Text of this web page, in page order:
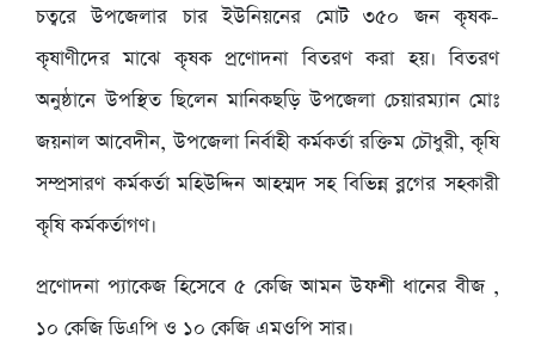
চত্বরে উপজেলার চার ইউনিয়নের মোট ৩৫০ জন কৃষক-
কৃষাণীদের মাঝে কৃষক প্রণোদনা বিতরণ করা হয়। বিতরণ
অনুষ্ঠানে উপস্থিত ছিলেন মানিকছড়ি উপজেলা চেয়ারম্যান মোঃ
জয়নাল আবেদীন, উপজেলা নির্বাহী কর্মকর্তা রক্তিম চৌধুরী, কৃষি
সম্প্রসারণ কর্মকর্তা মহিউদ্দিন আহম্মদ সহ বিভিন্ন ব্লগের সহকারী
কৃষি কর্মকর্তাগণ।
প্রণোদনা প্যাকেজ হিসেবে ৫ কেজি আমন উফশী ধানের বীজ ,
১০ কেজি ডিএপি ও ১০ কেজি এমওপি সার।